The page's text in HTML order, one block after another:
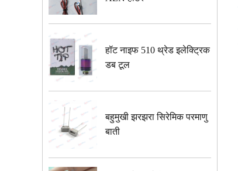
हॉट नाइफ 510 थ्रेड इलेक्ट्रिक
डब टूल
बहुमुखी झरझरा सिरेमिक परमाणु
बाती